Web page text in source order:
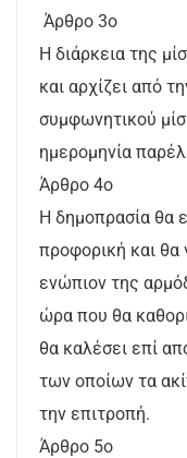
Άρθρο 3ο
Η διάρκεια της
και αρχίζει από
συμφωνητικού
ημερομηνία
Άρθρο 4ο
Η δημοπρασία θα
προφορική και θα
ενώπιον της
ώρα που θα
θα καλέσει επί
των οποίων τα
την επιτροπή.
Άρθρο 5ο